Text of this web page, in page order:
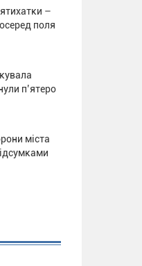
–
поля
п’ятеро
міста